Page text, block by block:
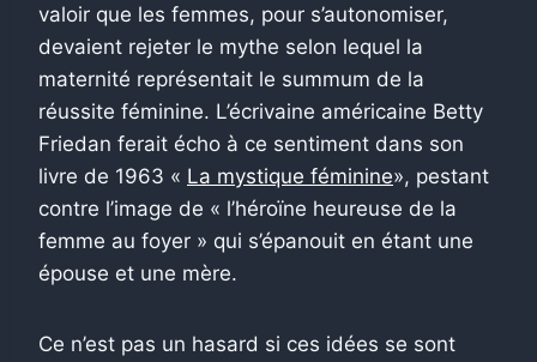
valoir que les femmes, pour s’autonomiser,
devaient rejeter le mythe selon lequel la
maternité représentait le summum de la
réussite féminine. L’écrivaine américaine Betty
Friedan ferait écho à ce sentiment dans son
livre de 1963 « La mystique féminine», pestant
contre l’image de « l’héroïne heureuse de la
femme au foyer » qui s’épanouit en étant une
épouse et une mère.
Ce n’est pas un hasard si ces idées se sont